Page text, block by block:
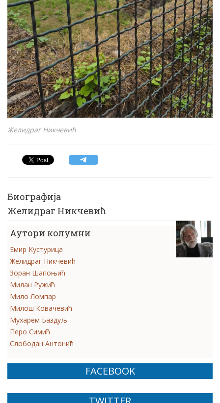
Желидраг Никчевић
Биографија
Желидраг Никчевић
Аутори колумни
Емир Кустурица
Желидраг Никчевић
Зоран Шапоњић
Милан Ружић
Мило Ломпар
Милош Ковачевић
Мухарем Баздуљ
Перо Симић
Слободан Антонић
FACEBOOK